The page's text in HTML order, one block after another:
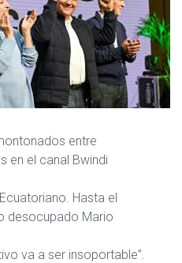
entre
en el canal Bwindi
Hasta el
desocupado Mario
va a ser insoportable”.